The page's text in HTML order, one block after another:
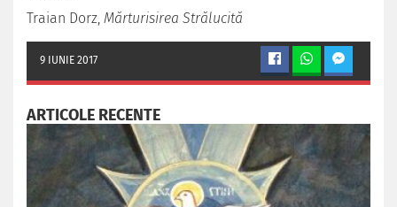
Traian Dorz, Mărturisirea Strălucită
9 IUNIE 2017
ARTICOLE RECENTE